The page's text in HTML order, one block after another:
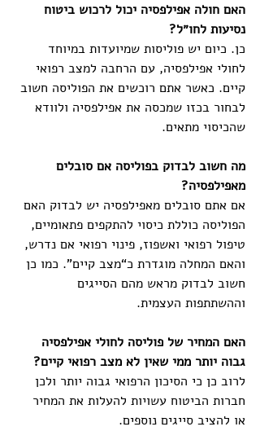
האם חולה אפילפסיה יכול לרכוש ביטוח
נסיעות לחו״ל?
כן. כיום יש פוליסות שמיועדות במיוחד
לחולי אפילפסיה, עם הרחבה למצב רפואי
קיים. כאשר אתם רוכשים את הפוליסה חשוב
לבחור בכזו שמכסה את אפילפסיה ולוודא
שהכיסוי מתאים.
מה חשוב לבדוק בפוליסה אם סובלים
מאפילפסיה?
אם אתם סובלים מאפילפסיה יש לבדוק האם
הפוליסה כוללת כיסוי להתקפים פתאומיים,
טיפול רפואי ואשפוז, פינוי רפואי אם נדרש,
והאם המחלה מוגדרת כ“מצב קיים”. כמו כן
חשוב לבדוק מראש מהם הסייגים
וההשתתפות העצמית.
האם המחיר של פוליסה לחולי אפילפסיה
גבוה יותר ממי שאין לא מצב רפואי קיים?
לרוב כן כי הסיכון הרפואי גבוה יותר ולכן
חברות הביטוח עשויות להעלות את המחיר
או להציב סייגים נוספים.